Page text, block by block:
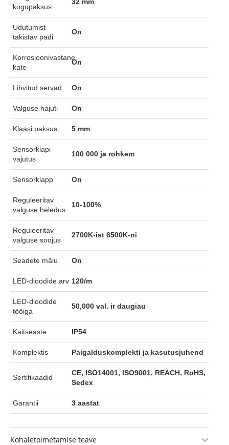
kogupaksus
32 mm
Udutumist
takistav padi
On
Korrosioonivastane
kate
On
Lihvitud servad On
Valguse hajuti On
Klaasi paksus 5 mm
Sensorklapi
vajutus
100 000 ja rohkem
Sensorklapp On
Reguleeritav
valguse heledus
10-100%
Reguleeritav
valguse soojus
2700K-ist 6500K-ni
Seadete mälu On
LED-dioodide arv 120/m
LED-dioodide
tööiga
50,000 val. ir daugiau
Kaitseaste IP54
Komplektis Paigalduskomplekti ja kasutusjuhend
Sertifikaadid
CE, ISO14001, ISO9001, REACH, RoHS,
Sedex
Garantii 3 aastat
Kohaletoimetamise teave